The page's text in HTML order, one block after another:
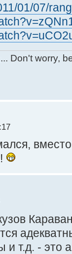
01/07/
Don't worry,
и т.д. - это